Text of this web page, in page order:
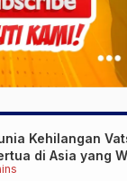
Kehilangan
di Asia yang
dari 100 Tahun